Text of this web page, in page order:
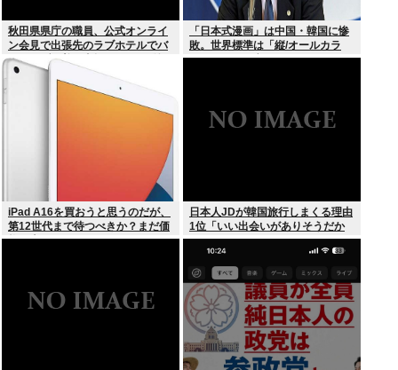
秋田県県庁の職員、公式オンライ
ン会見で出張先のラブホテルでバ
スローブを着て喫煙しながら登場
www
「日本式漫画」は中国・韓国に惨
敗。世界標準は「縦/オールカラ
ー」の”ウェブトゥーン”に
iPad A16を買おうと思うのだが、
第12世代まで待つべきか？まだ価
格が上がっていくようなら、いま
日本人JDが韓国旅行しまくる理由
1位「いい出会いがありそうだか
ら」